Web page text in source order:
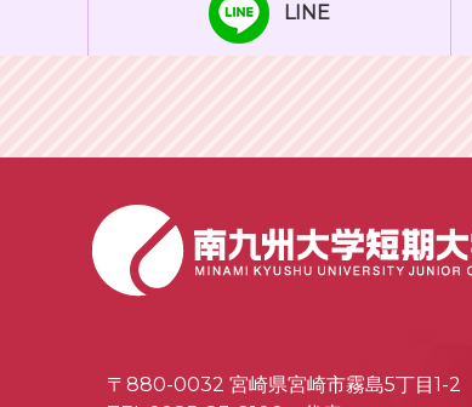
LINE
〒880-0032 宮崎県宮崎市霧島5丁目1-2